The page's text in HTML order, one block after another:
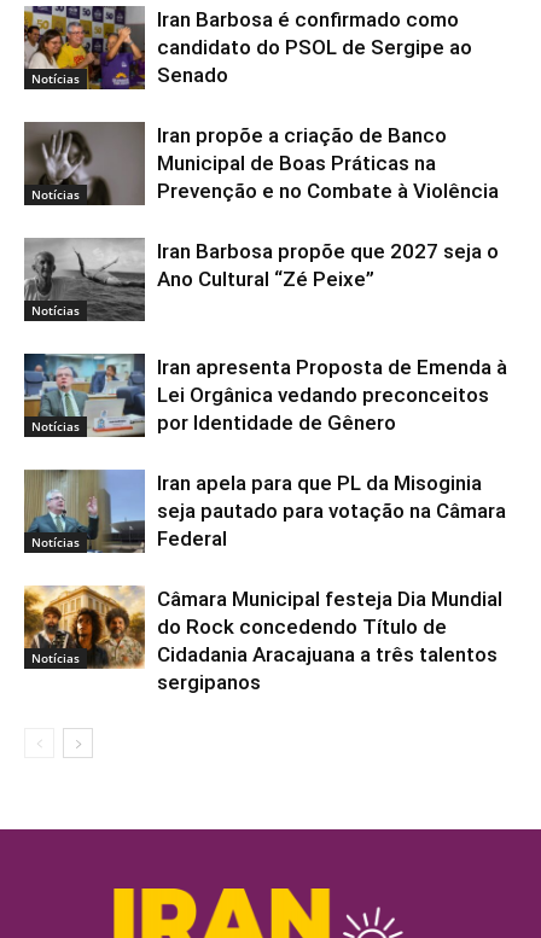
Notícias
Iran Barbosa é confirmado como
candidato do PSOL de Sergipe ao
Senado
Notícias
Iran propõe a criação de Banco
Municipal de Boas Práticas na
Prevenção e no Combate à Violência
Notícias
Iran Barbosa propõe que 2027 seja o
Ano Cultural “Zé Peixe”
Notícias
Iran apresenta Proposta de Emenda à
Lei Orgânica vedando preconceitos
por Identidade de Gênero
Notícias
Iran apela para que PL da Misoginia
seja pautado para votação na Câmara
Federal
Notícias
Câmara Municipal festeja Dia Mundial
do Rock concedendo Título de
Cidadania Aracajuana a três talentos
sergipanos